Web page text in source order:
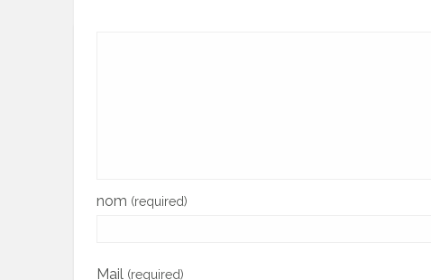
nom (required)
Mail (required)